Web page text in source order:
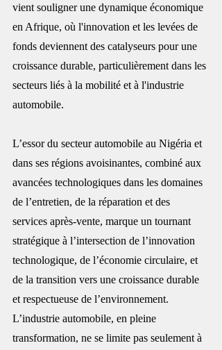
vient souligner une dynamique économique
en Afrique, où l'innovation et les levées de
fonds deviennent des catalyseurs pour une
croissance durable, particulièrement dans les
secteurs liés à la mobilité et à l'industrie
automobile.
L’essor du secteur automobile au Nigéria et
dans ses régions avoisinantes, combiné aux
avancées technologiques dans les domaines
de l’entretien, de la réparation et des
services après-vente, marque un tournant
stratégique à l’intersection de l’innovation
technologique, de l’économie circulaire, et
de la transition vers une croissance durable
et respectueuse de l’environnement.
L’industrie automobile, en pleine
transformation, ne se limite pas seulement à